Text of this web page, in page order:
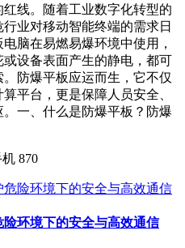
线。随着工业数字化转型的
业对移动智能终端的需求日
脑在易燃易爆环境中使用，
设备表面产生的静电，都可
防爆平板应运而生，它不仅
平台，更是保障人员安全、
一、什么是防爆平板？防爆
机 870
环境下的安全与高效通信